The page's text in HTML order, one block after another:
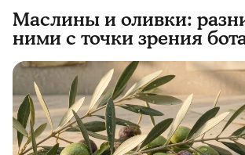
Маслины и оливки:
ними с точки зрения